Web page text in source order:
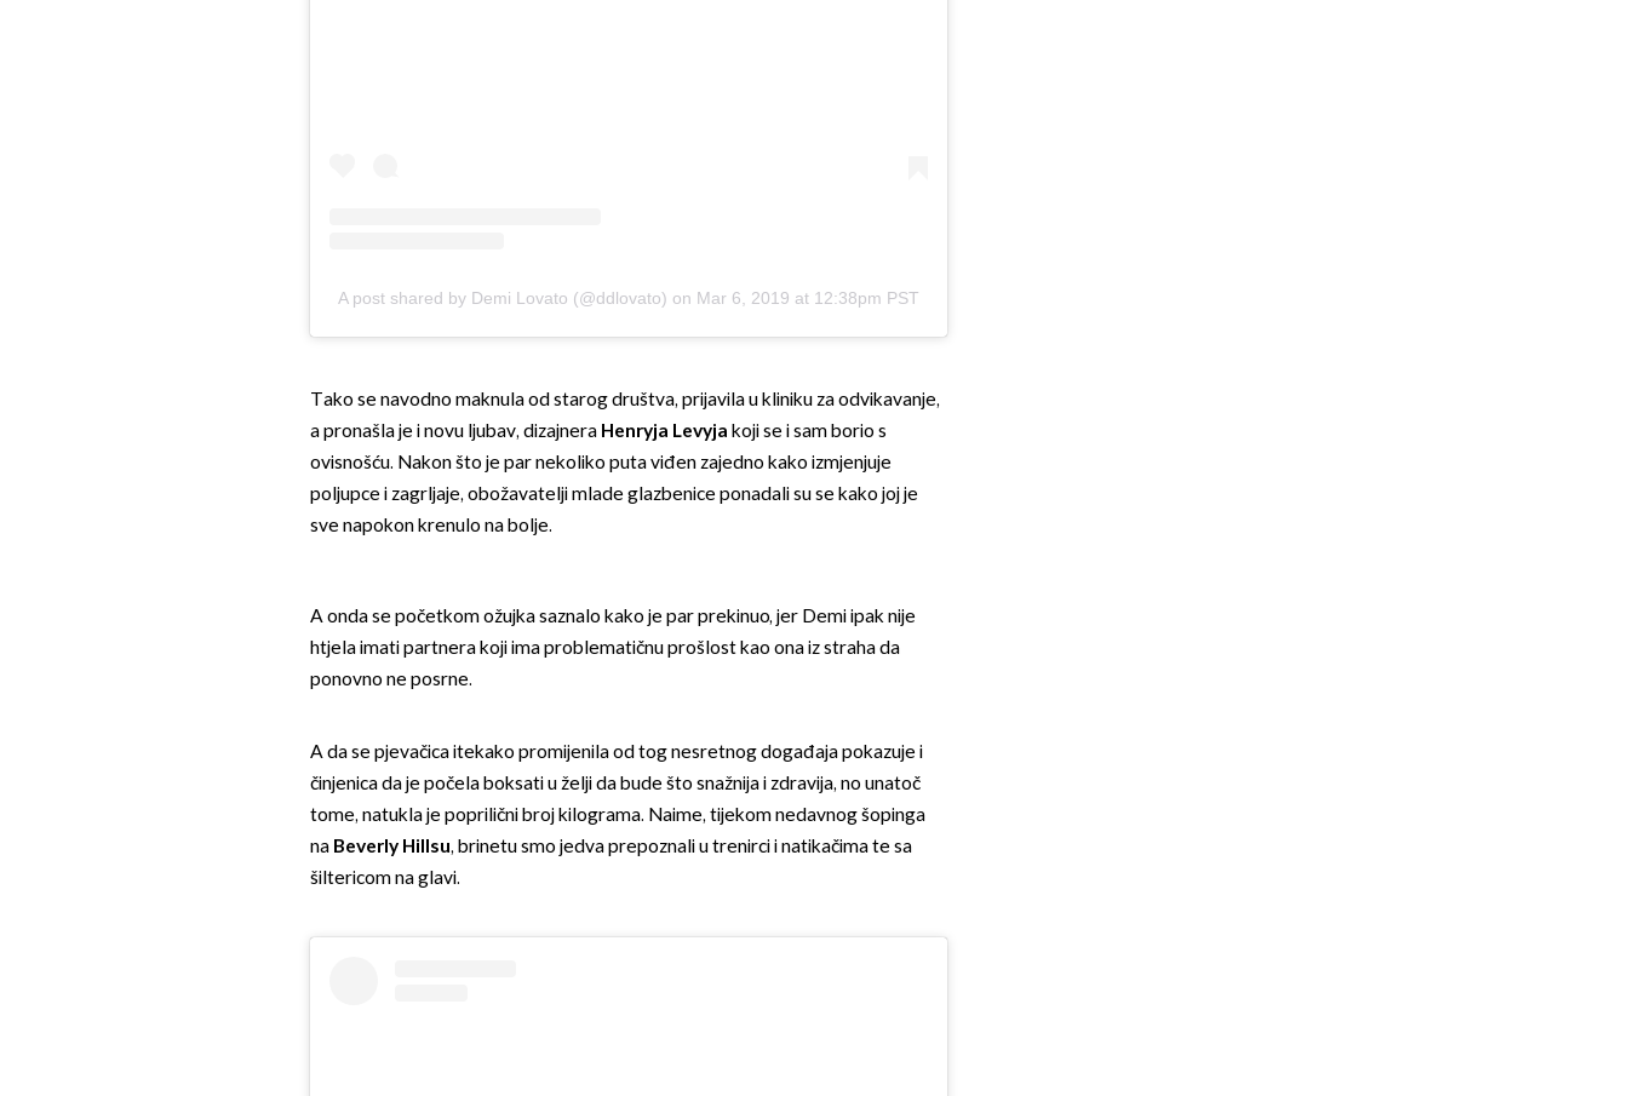
A post shared by Demi Lovato (@ddlovato) on Mar 6, 2019 at 12:38pm PST
Tako se navodno maknula od starog društva, prijavila u kliniku za odvikavanje,
a pronašla je i novu ljubav, dizajnera Henryja Levyja koji se i sam borio s
ovisnošću. Nakon što je par nekoliko puta viđen zajedno kako izmjenjuje
poljupce i zagrljaje, obožavatelji mlade glazbenice ponadali su se kako joj je
sve napokon krenulo na bolje.
A onda se početkom ožujka saznalo kako je par prekinuo, jer Demi ipak nije
htjela imati partnera koji ima problematičnu prošlost kao ona iz straha da
ponovno ne posrne.
A da se pjevačica itekako promijenila od tog nesretnog događaja pokazuje i
činjenica da je počela boksati u želji da bude što snažnija i zdravija, no unatoč
tome, natukla je poprilični broj kilograma. Naime, tijekom nedavnog šopinga
na Beverly Hillsu, brinetu smo jedva prepoznali u trenirci i natikačima te sa
šiltericom na glavi.